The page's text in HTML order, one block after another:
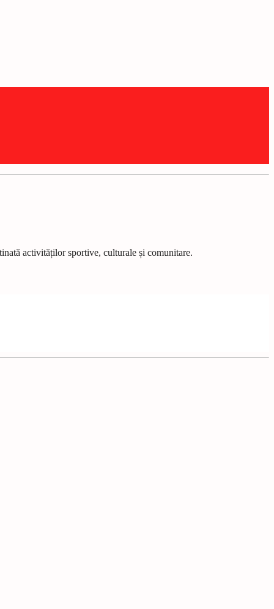
activităților sportive, culturale și comunitare.